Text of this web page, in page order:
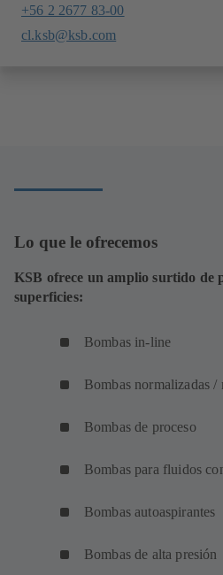
+56 2 2677 83-00
cl.ksb@ksb.com
Lo que le ofrecemos
KSB ofrece un amplio surtido de
superficies:
Bombas in-line
Bombas normalizadas /
Bombas de proceso
Bombas para fluidos
Bombas autoaspirantes
Bombas de alta presión